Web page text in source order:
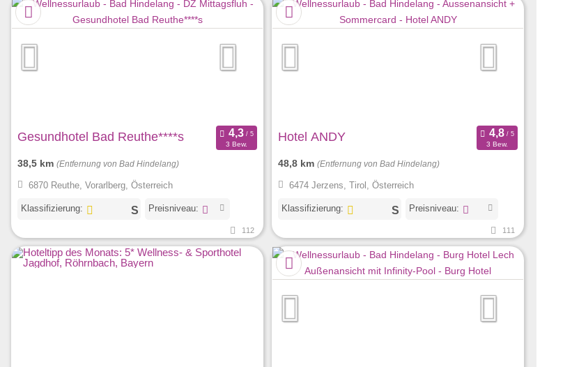
Gesundhotel Bad Reuthe****s
3 Bew.
38,5 km (Entfernung von Bad Hindelang)
6870 Reuthe, Vorarlberg, Österreich
Klassifizierung: Preisniveau:
112
Hotel ANDY
3 Bew.
48,8 km (Entfernung von Bad Hindelang)
6474 Jerzens, Tirol, Österreich
Klassifizierung: Preisniveau:
111